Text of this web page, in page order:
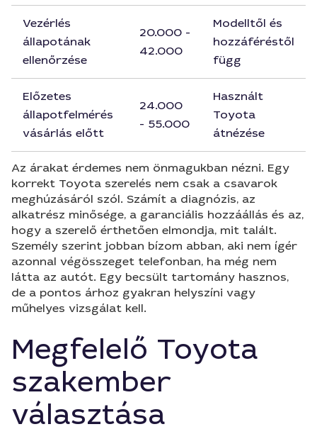
Vezérlés
állapotának
ellenőrzése
20.000 -
42.000
Modelltől és
hozzáféréstől
függ
Előzetes
állapotfelmérés
vásárlás előtt
24.000
- 55.000
Használt
Toyota
átnézése
Az árakat érdemes nem önmagukban nézni. Egy
korrekt Toyota szerelés nem csak a csavarok
meghúzásáról szól. Számít a diagnózis, az
alkatrész minősége, a garanciális hozzáállás és az,
hogy a szerelő érthetően elmondja, mit talált.
Személy szerint jobban bízom abban, aki nem ígér
azonnal végösszeget telefonban, ha még nem
látta az autót. Egy becsült tartomány hasznos,
de a pontos árhoz gyakran helyszíni vagy
műhelyes vizsgálat kell.
Megfelelő Toyota
szakember
választása